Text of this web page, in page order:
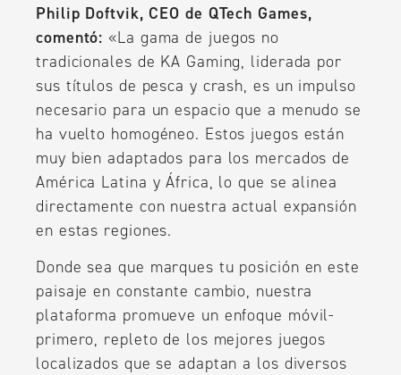
Philip Doftvik, CEO de QTech Games,
comentó: «La gama de juegos no
tradicionales de KA Gaming, liderada por
sus títulos de pesca y crash, es un impulso
necesario para un espacio que a menudo se
ha vuelto homogéneo. Estos juegos están
muy bien adaptados para los mercados de
América Latina y África, lo que se alinea
directamente con nuestra actual expansión
en estas regiones.
Donde sea que marques tu posición en este
paisaje en constante cambio, nuestra
plataforma promueve un enfoque móvil-
primero, repleto de los mejores juegos
localizados que se adaptan a los diversos